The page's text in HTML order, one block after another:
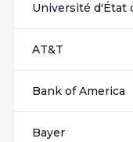
Université d'État
AT&T
Bank of America
Bayer